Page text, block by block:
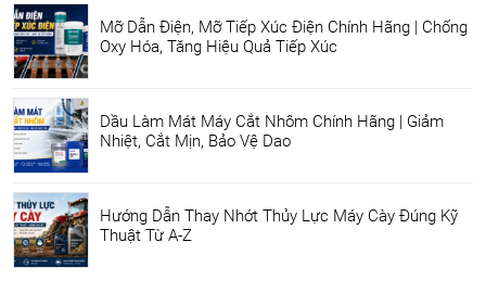
Mỡ Dẫn Điện, Mỡ Tiếp Xúc Điện Chính Hãng | Chống
Oxy Hóa, Tăng Hiệu Quả Tiếp Xúc
Dầu Làm Mát Máy Cắt Nhôm Chính Hãng | Giảm
Nhiệt, Cắt Mịn, Bảo Vệ Dao
Hướng Dẫn Thay Nhớt Thủy Lực Máy Cày Đúng Kỹ
Thuật Từ A-Z